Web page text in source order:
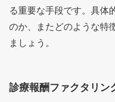
る重要な手段です。具体
のか、またどのような特
ましょう。
診療報酬ファクタリン